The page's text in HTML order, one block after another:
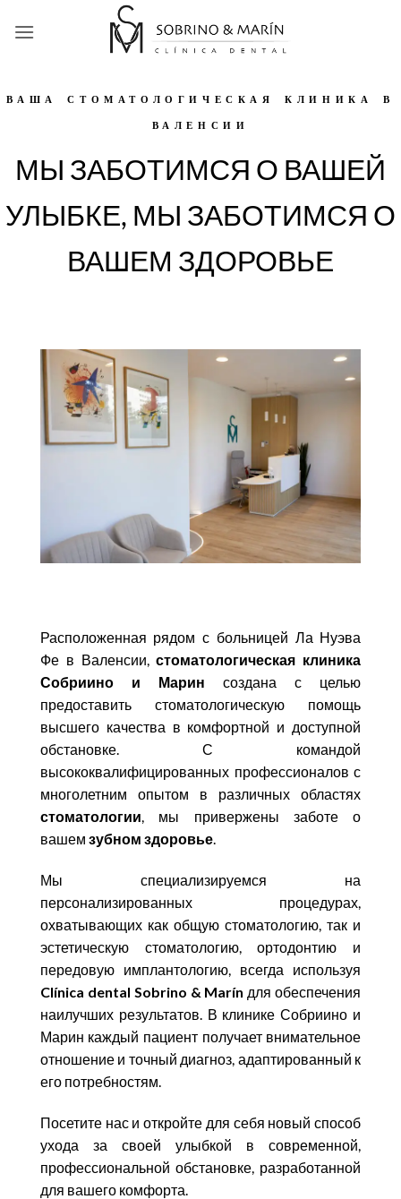
ВАША СТОМАТОЛОГИЧЕСКАЯ КЛИНИКА В
ВАЛЕНСИИ
МЫ ЗАБОТИМСЯ О ВАШЕЙ
УЛЫБКЕ, МЫ ЗАБОТИМСЯ О
ВАШЕМ ЗДОРОВЬЕ
Расположенная рядом с больницей Ла Нуэва
Фе в Валенсии,стоматологическая клиника
Собриино и Марин создана с целью
предоставить стоматологическую помощь
высшего качества в комфортной и доступной
обстановке. С командой
высококвалифицированных профессионалов с
многолетним опытом в различных областях
стоматологии, мы привержены заботе о
вашем зубном здоровье.
Мы специализируемся на
персонализированных процедурах,
охватывающих как общую стоматологию, так и
эстетическую стоматологию, ортодонтию и
передовую имплантологию, всегда используя
Clínica dental Sobrino & Marín для обеспечения
наилучших результатов. В клинике Собриино и
Марин каждый пациент получает внимательное
отношение и точный диагноз, адаптированный к
его потребностям.
Посетите нас и откройте для себя новый способ
ухода за своей улыбкой в современной,
профессиональной обстановке, разработанной
для вашего комфорта.